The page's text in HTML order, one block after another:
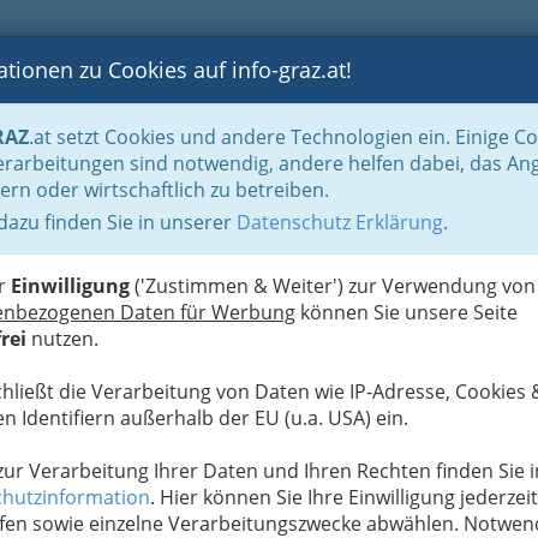
BLOGS FOTOS GASTRONOMIE BRANCHEN
zu Cookies auf info-graz.at!
.at setzt Cookies und andere Technologien ein. Einige
sind notwendig, andere helfen dabei, das
oder wirtschaftlich zu betreiben.
finden Sie in unserer Datenschutz Erklärung.
Einwilligung('Zustimmen & Weiter') zur Verwendung von
Daten für Werbung können Sie unsere Seite
nutzen.
die Verarbeitung von Daten wie IP-Adresse, Cookies
Identifiern außerhalb der EU (u.a. USA) ein.
Verarbeitung Ihrer Daten und Ihren Rechten finden Sie
. Hier können Sie Ihre Einwilligung jederzeit
sowie einzelne Verarbeitungszwecke abwählen.
Handel in Graz Dinge des täglichen Lebens Büro und Schule